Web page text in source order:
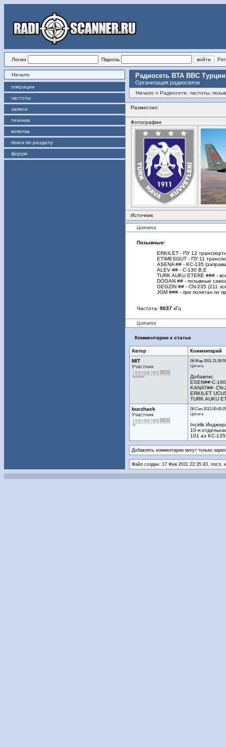
Логин Пароль
Начало
операции
частоты
записи
техника
копилка
поиск по разделу
форум
Радиосеть ВТА ВВС Турции
Организация радиосвязи
Начало » Радиосети, частоты,
Разместил:
Фотографии
Источник
Цитата
Позывные:
ERKILET - ПУ 12
ETIMESGUT - ПУ 11
ASENA ## - KС-135
ALEV ## - C-130 B,E
TURK AUKU ETERE ### -
DOGAN ## - позывные
GEGZIN ## - CN-235 (211
JGM ### - при полетах по
Частота: 9037 кГц
Цитата
Комментарии к статье
Автор Комментарий
MIT
Участник
06 Мар 2011 21:26:59
Цитата
Добавлю:
ESEN##-C-
KANAT##-
ERKILET
TURK AUKU
buczhack
Участник
08 Сен 2012 00:45:29
Цитата
Incirlik
10-я
101 аэ KC-
Добавлять комментарии могут только
Файл создан: 17 Фев 2011 22:35:43, посл.